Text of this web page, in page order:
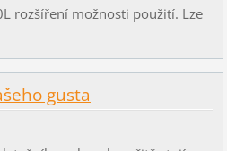
rozšíření možnosti použití. Lze
gusta